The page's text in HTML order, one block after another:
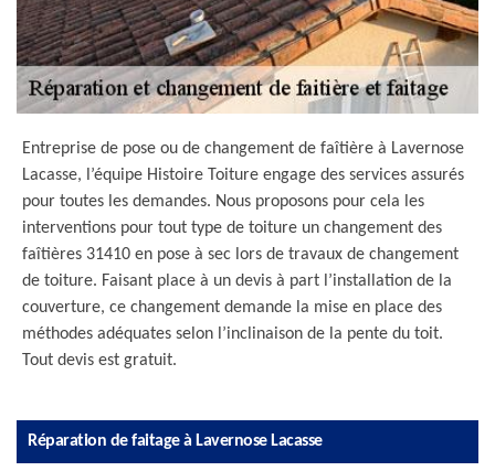
Entreprise de pose ou de changement de faîtière à Lavernose
Lacasse, l’équipe Histoire Toiture engage des services assurés
pour toutes les demandes. Nous proposons pour cela les
interventions pour tout type de toiture un changement des
faîtières 31410 en pose à sec lors de travaux de changement
de toiture. Faisant place à un devis à part l’installation de la
couverture, ce changement demande la mise en place des
méthodes adéquates selon l’inclinaison de la pente du toit.
Tout devis est gratuit.
Réparation de faitage à Lavernose Lacasse